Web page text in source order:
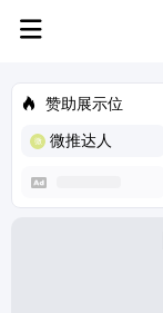
赞助展示位
微推达人